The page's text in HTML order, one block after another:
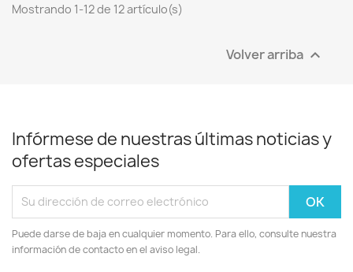
Mostrando 1-12 de 12 artículo(s)
Volver arriba 
Infórmese de nuestras últimas noticias y
ofertas especiales
Puede darse de baja en cualquier momento. Para ello, consulte nuestra
información de contacto en el aviso legal.